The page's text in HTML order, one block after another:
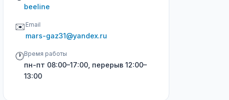
beeline
✉️ Email
mars-gaz31@yandex.ru
🕐Время работы
пн-пт 08:00–17:00, перерыв 12:00–
13:00